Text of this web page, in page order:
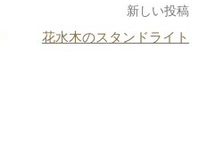
新しい投稿
花水木のスタンドライト